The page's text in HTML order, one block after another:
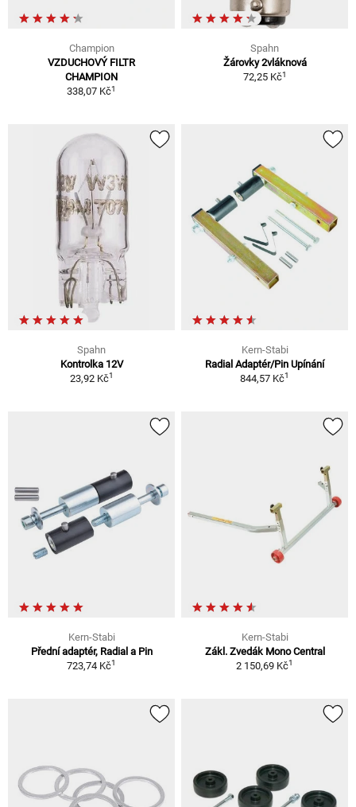
Champion
VZDUCHOVÝ FILTR
CHAMPION
338,07 Kč1
Spahn
Žárovky 2vláknová
72,25 Kč1
Spahn
Kontrolka 12V
23,92 Kč1
Kern-Stabi
Radial Adaptér/Pin Upínání
844,57 Kč1
Kern-Stabi
Přední adaptér, Radial a Pin
723,74 Kč1
Kern-Stabi
Zákl. Zvedák Mono Central
2 150,69 Kč1